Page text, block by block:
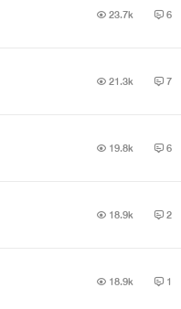
23.7k 6
21.3k 7
19.8k 6
18.9k 2
18.9k 1